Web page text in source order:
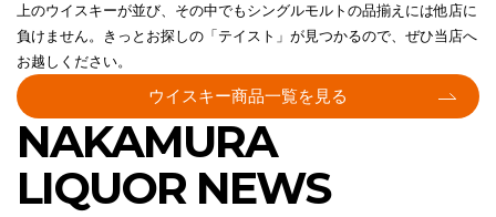
上のウイスキーが並び、その中でもシングルモルトの品揃えには他店に
負けません。きっとお探しの「テイスト」が見つかるので、ぜひ当店へ
お越しください。
ウイスキー商品一覧を見る
NAKAMURA
LIQUOR NEWS